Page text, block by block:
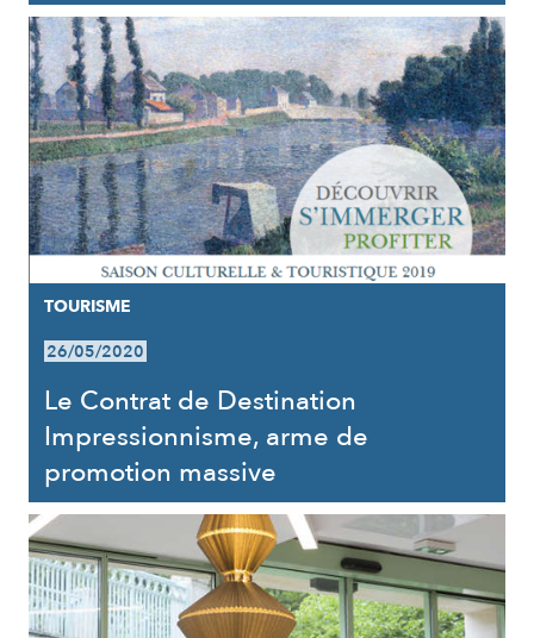
TOURISME
26/05/2020
Le Contrat de Destination
Impressionnisme, arme de
promotion massive